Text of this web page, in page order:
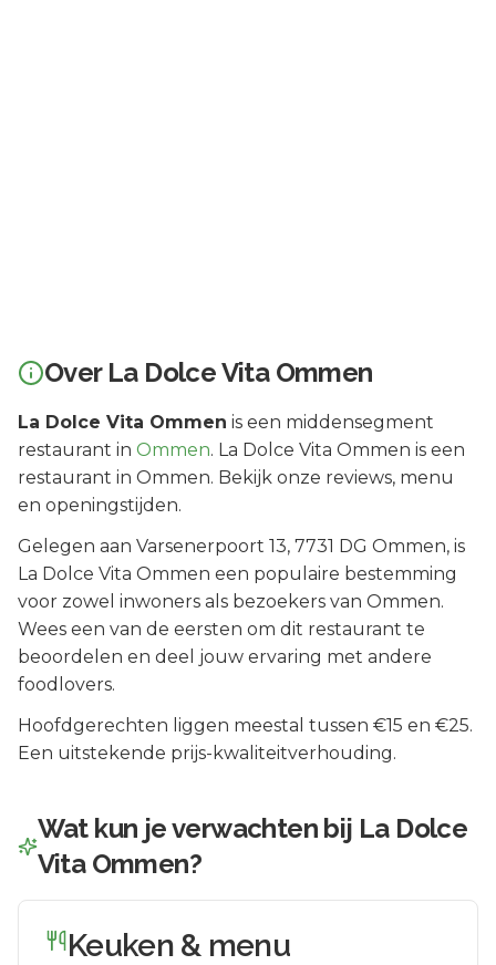
Over La Dolce Vita Ommen
La Dolce Vita Ommen is een middensegment
restaurant in Ommen. La Dolce Vita Ommen is een
restaurant in Ommen. Bekijk onze reviews, menu
en openingstijden.
Gelegen aan Varsenerpoort 13, 7731 DG Ommen, is
La Dolce Vita Ommen een populaire bestemming
voor zowel inwoners als bezoekers van Ommen.
Wees een van de eersten om dit restaurant te
beoordelen en deel jouw ervaring met andere
foodlovers.
Hoofdgerechten liggen meestal tussen €15 en €25.
Een uitstekende prijs-kwaliteitverhouding.
Wat kun je verwachten bij La Dolce
Vita Ommen?
Keuken & menu